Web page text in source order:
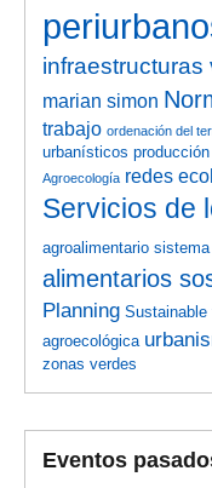
infraestructuras
marian simon
trabajo ordenación del
urbanísticos
Agroecología redes
Servicios de
agroalimentario
alimentarios
Planning Sustainable
agroecológica
zonas verdes
Eventos